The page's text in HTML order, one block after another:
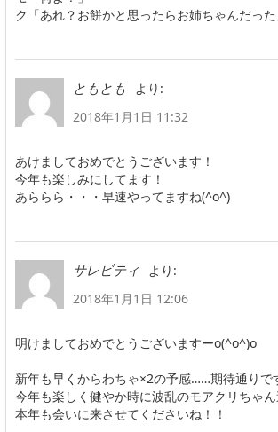
ク「あれ？お餅かと思ったらお姉ちゃんだった
ともとも
より:
2018年1月1日 11:32
あけましておめでとうございます！
今年も楽しみにしてます！
あららら・・・早速やってますね(^o^)
サレビティ
より:
2018年1月1日 12:06
明けましておめでとうございますーo(^o^)o
新年も早くからわちゃ×2の予感……期待通りで
今年も楽しく健やか時に波乱のモアクリちゃん
本年も会いに来させてくださいね！！